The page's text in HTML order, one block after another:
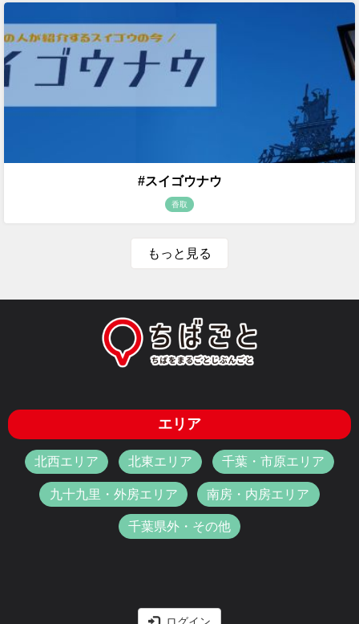
#スイゴウナウ
香取
もっと見る
エリア
北西エリア 北東エリア 千葉・市原エリア
九十九里・外房エリア 南房・内房エリア
千葉県外・その他